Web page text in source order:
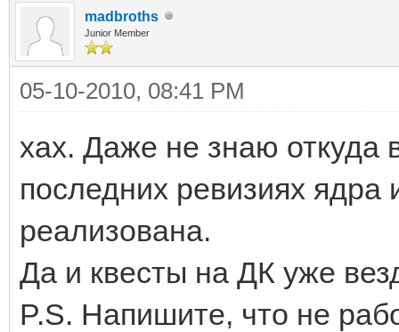
madbroths
Junior Member
05-10-2010, 08:41 PM
хах. Даже не знаю откуда
последних ревизиях ядра
реализована.
Да и квесты на ДК уже
P.S. Напишите, что не